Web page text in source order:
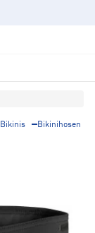
Bikinis Bikinihosen